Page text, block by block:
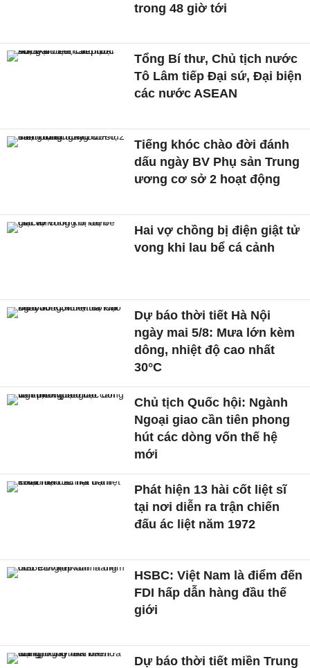
trong 48 giờ tới
Tổng Bí thư, Chủ tịch nước
Tô Lâm tiếp Đại sứ, Đại biện
các nước ASEAN
Tiếng khóc chào đời đánh
dấu ngày BV Phụ sản Trung
ương cơ sở 2 hoạt động
Hai vợ chồng bị điện giật tử
vong khi lau bể cá cảnh
Dự báo thời tiết Hà Nội
ngày mai 5/8: Mưa lớn kèm
dông, nhiệt độ cao nhất
30°C
Chủ tịch Quốc hội: Ngành
Ngoại giao cần tiên phong
hút các dòng vốn thế hệ
mới
Phát hiện 13 hài cốt liệt sĩ
tại nơi diễn ra trận chiến
đấu ác liệt năm 1972
HSBC: Việt Nam là điểm đến
FDI hấp dẫn hàng đầu thế
giới
Dự báo thời tiết miền Trung